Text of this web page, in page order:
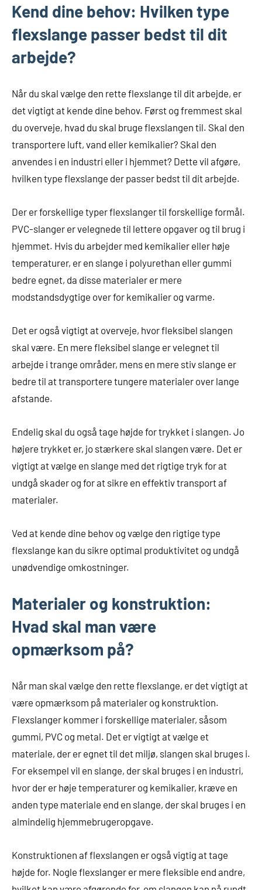
Kend dine behov: Hvilken type
flexslange passer bedst til dit
arbejde?
Når du skal vælge den rette flexslange til dit arbejde, er
det vigtigt at kende dine behov. Først og fremmest skal
du overveje, hvad du skal bruge flexslangen til. Skal den
transportere luft, vand eller kemikalier? Skal den
anvendes i en industri eller i hjemmet? Dette vil afgøre,
hvilken type flexslange der passer bedst til dit arbejde.
Der er forskellige typer flexslanger til forskellige formål.
PVC-slanger er velegnede til lettere opgaver og til brug i
hjemmet. Hvis du arbejder med kemikalier eller høje
temperaturer, er en slange i polyurethan eller gummi
bedre egnet, da disse materialer er mere
modstandsdygtige over for kemikalier og varme.
Det er også vigtigt at overveje, hvor fleksibel slangen
skal være. En mere fleksibel slange er velegnet til
arbejde i trange områder, mens en mere stiv slange er
bedre til at transportere tungere materialer over lange
afstande.
Endelig skal du også tage højde for trykket i slangen. Jo
højere trykket er, jo stærkere skal slangen være. Det er
vigtigt at vælge en slange med det rigtige tryk for at
undgå skader og for at sikre en effektiv transport af
materialer.
Ved at kende dine behov og vælge den rigtige type
flexslange kan du sikre optimal produktivitet og undgå
unødvendige omkostninger.
Materialer og konstruktion:
Hvad skal man være
opmærksom på?
Når man skal vælge den rette flexslange, er det vigtigt at
være opmærksom på materialer og konstruktion.
Flexslanger kommer i forskellige materialer, såsom
gummi, PVC og metal. Det er vigtigt at vælge et
materiale, der er egnet til det miljø, slangen skal bruges i.
For eksempel vil en slange, der skal bruges i en industri,
hvor der er høje temperaturer og kemikalier, kræve en
anden type materiale end en slange, der skal bruges i en
almindelig hjemmebrugeropgave.
Konstruktionen af flexslangen er også vigtig at tage
højde for. Nogle flexslanger er mere fleksible end andre,